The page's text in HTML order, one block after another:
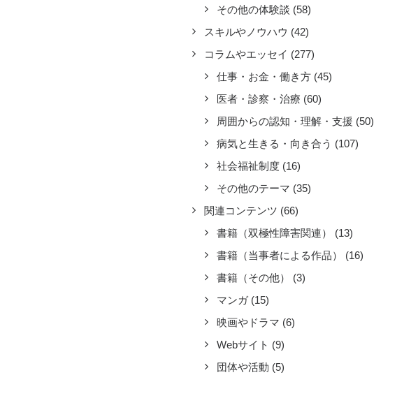
その他の体験談 (58)
スキルやノウハウ (42)
コラムやエッセイ (277)
仕事・お金・働き方 (45)
医者・診察・治療 (60)
周囲からの認知・理解・支援 (50)
病気と生きる・向き合う (107)
社会福祉制度 (16)
その他のテーマ (35)
関連コンテンツ (66)
書籍（双極性障害関連）
(13)
書籍（当事者による作品）
(16)
書籍（その他）
(3)
マンガ (15)
映画やドラマ (6)
Webサイト (9)
団体や活動 (5)